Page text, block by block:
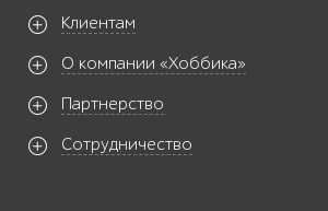
Клиентам
О компании «Хоббика»
Партнерство
Сотрудничество